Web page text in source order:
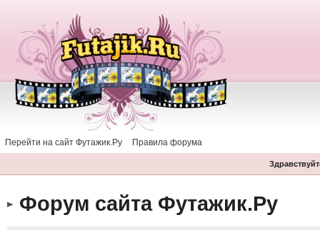
Перейти на сайт Футажик.Ру Правила форума
Форум сайта Футажик.Ру